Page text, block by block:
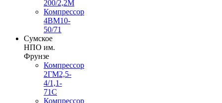
200/2,2М
Компрессор
4ВМ10-
50/71
Сумское
НПО им.
Фрунзе
Компрессор
2ГМ2,5-
4/1,1-
71С
Компрессор